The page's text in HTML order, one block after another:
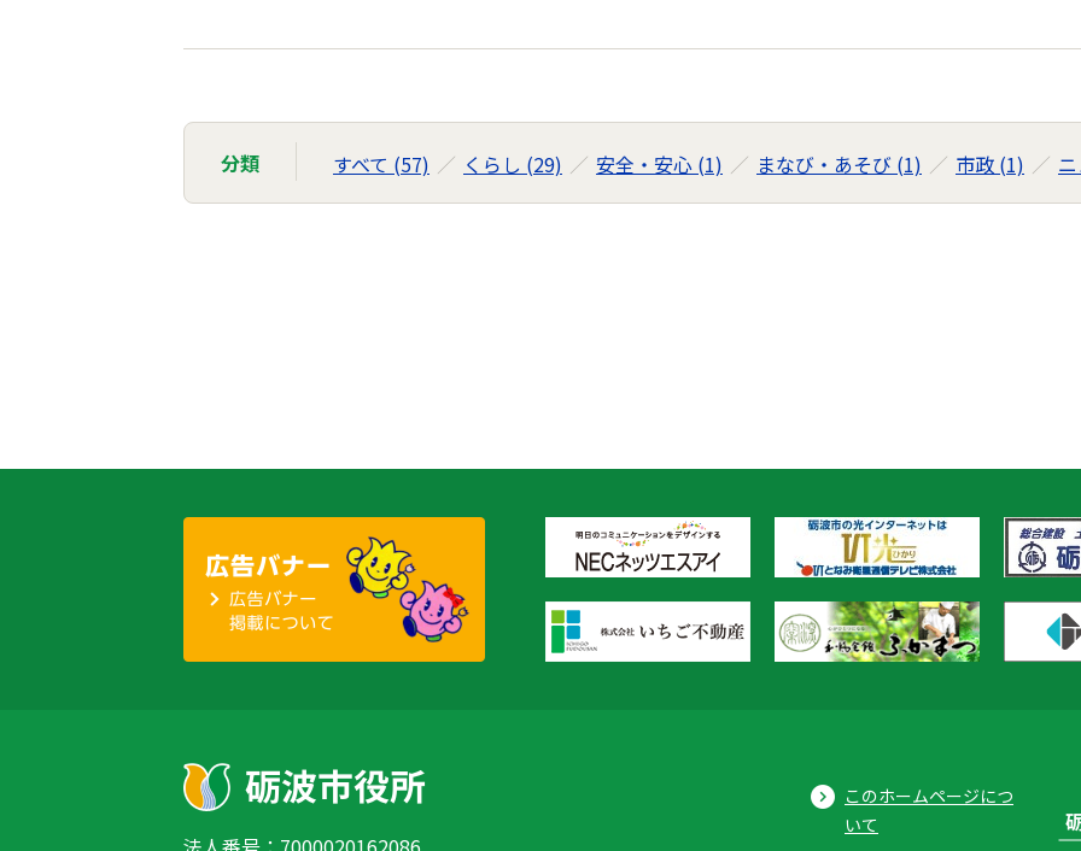
分類 すべて (57) くらし (29) 安全・安心 (1) まなび・あそび (1) 市政 (1)
このホームページにつ
いて